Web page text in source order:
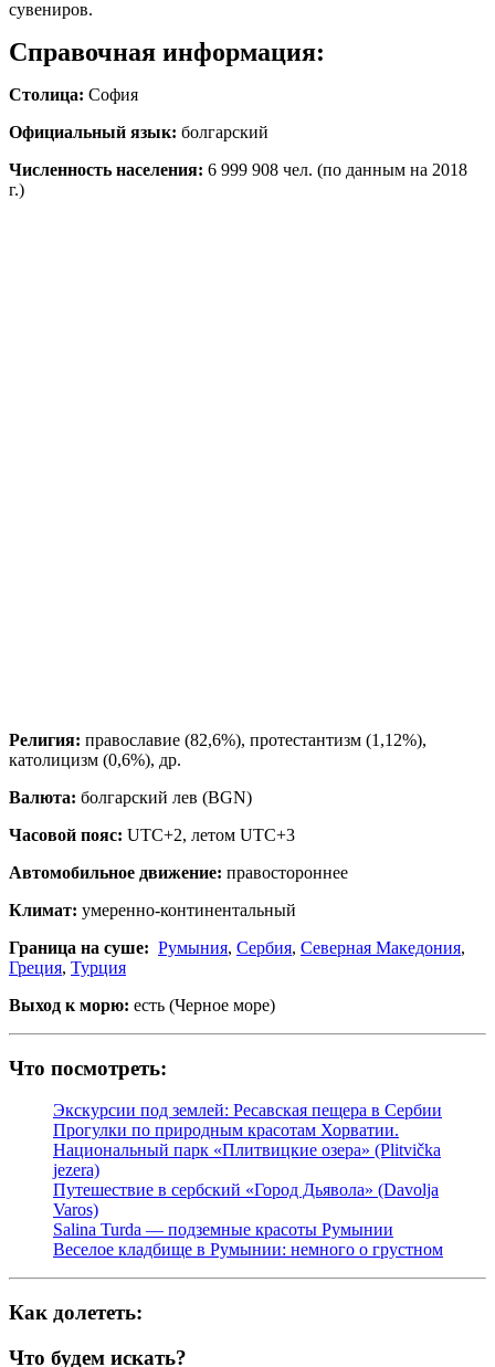
сувениров.
Справочная информация:
Столица: София
Официальный язык: болгарский
Численность населения: 6 999 908 чел. (по данным на 2018
г.)
Религия: православие (82,6%), протестантизм (1,12%),
католицизм (0,6%), др.
Валюта: болгарский лев (BGN)
Часовой пояс: UTC+2, летом UTC+3
Автомобильное движение: правостороннее
Климат: умеренно-континентальный
Граница на суше: Румыния, Сербия, Северная Македония,
Греция, Турция
Выход к морю: есть (Черное море)
Что посмотреть:
Экскурсии под землей: Ресавская пещера в Сербии
Прогулки по природным красотам Хорватии.
Национальный парк «Плитвицкие озера» (Plitvička
jezera)
Путешествие в сербский «Город Дьявола» (Davolja
Varos)
Salina Turda — подземные красоты Румынии
Веселое кладбище в Румынии: немного о грустном
Как долететь:
Что будем искать?